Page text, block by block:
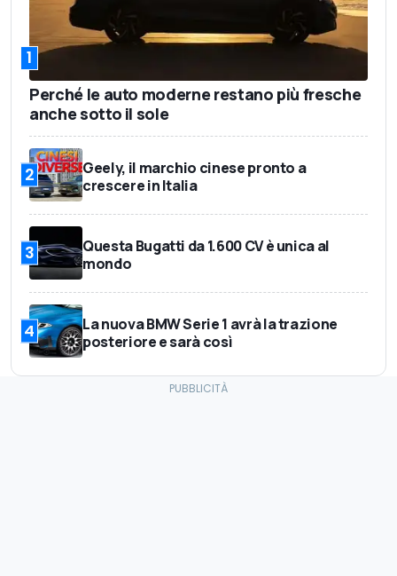
1
Perché le auto moderne restano più fresche
anche sotto il sole
2
Geely, il marchio cinese pronto a
crescere in Italia
3
Questa Bugatti da 1.600 CV è unica al
mondo
4
La nuova BMW Serie 1 avrà la trazione
posteriore e sarà così